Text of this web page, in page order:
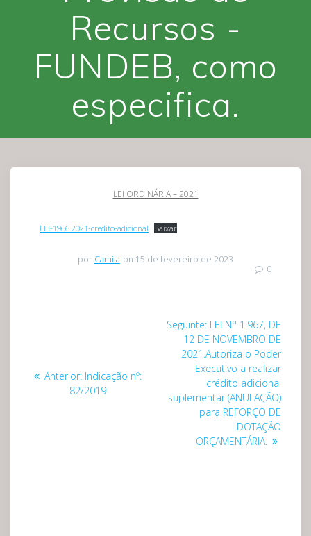
Recursos -
FUNDEB, como
especifica.
LEI ORDINÁRIA – 2021
LEI-1966.2021-credito-adicional Baixar
por Camila on 15 de fevereiro de 2023
0
PostAnterior: Post
anterior:
Indicação nº:
82/2019
Seguinte: Post
seguinte:
LEI N° 1.967, DE
12 DE NOVEMBRO DE
2021.Autoriza o Poder
Executivo a realizar
crédito adicional
suplementar (ANULAÇÃO)
para REFORÇO DE
DOTAÇÃO
ORÇAMENTÁRIA.